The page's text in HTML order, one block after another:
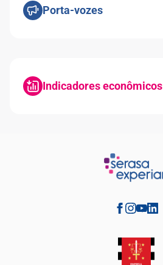
Porta-vozes
Indicadores econômicos